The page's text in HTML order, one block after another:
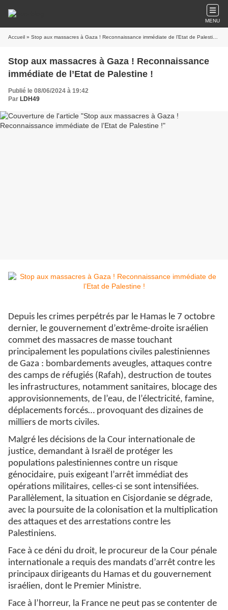
MENU
Accueil » Stop aux massacres à Gaza ! Reconnaissance immédiate de l’Etat de Palestine !
Stop aux massacres à Gaza ! Reconnaissance
immédiate de l’Etat de Palestine !
Publié le 08/06/2024 à 19:42
Par LDH49
Depuis les crimes perpétrés par le Hamas le 7 octobre
dernier, le gouvernement d’extrême-droite israélien
commet des massacres de masse touchant
principalement les populations civiles palestiniennes
de Gaza : bombardements aveugles, attaques contre
des camps de réfugiés (Rafah), destruction de toutes
les infrastructures, notamment sanitaires, blocage des
approvisionnements, de l’eau, de l’électricité, famine,
déplacements forcés… provoquant des dizaines de
milliers de morts civiles.
Malgré les décisions de la Cour internationale de
justice, demandant à Israël de protéger les
populations palestiniennes contre un risque
génocidaire, puis exigeant l’arrêt immédiat des
opérations militaires, celles-ci se sont intensifiées.
Parallèlement, la situation en Cisjordanie se dégrade,
avec la poursuite de la colonisation et la multiplication
des attaques et des arrestations contre les
Palestiniens.
Face à ce déni du droit, le procureur de la Cour pénale
internationale a requis des mandats d’arrêt contre les
principaux dirigeants du Hamas et du gouvernement
israélien, dont le Premier Ministre.
Face à l’horreur, la France ne peut pas se contenter de